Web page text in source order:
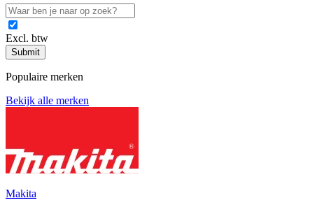
Excl. btw
Submit
Populaire merken
Bekijk alle merken
Makita